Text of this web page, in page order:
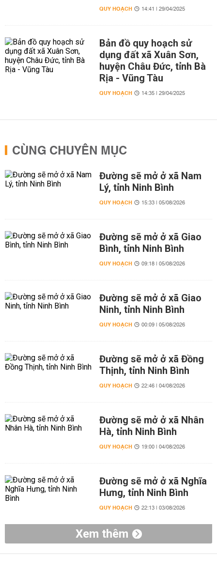
QUY HOẠCH 14:41 | 29/04/2025
Bản đồ quy hoạch sử
dụng đất xã Xuân Sơn,
huyện Châu Đức, tỉnh Bà
Rịa - Vũng Tàu
QUY HOẠCH 14:35 | 29/04/2025
CÙNG CHUYÊN MỤC
Đường sẽ mở ở xã Nam
Lý, tỉnh Ninh Bình
QUY HOẠCH 15:33 | 05/08/2026
Đường sẽ mở ở xã Giao
Bình, tỉnh Ninh Bình
QUY HOẠCH 09:18 | 05/08/2026
Đường sẽ mở ở xã Giao
Ninh, tỉnh Ninh Bình
QUY HOẠCH 00:09 | 05/08/2026
Đường sẽ mở ở xã Đồng
Thịnh, tỉnh Ninh Bình
QUY HOẠCH 22:46 | 04/08/2026
Đường sẽ mở ở xã Nhân
Hà, tỉnh Ninh Bình
QUY HOẠCH 19:00 | 04/08/2026
Đường sẽ mở ở xã Nghĩa
Hưng, tỉnh Ninh Bình
QUY HOẠCH 22:13 | 03/08/2026
Xem thêm